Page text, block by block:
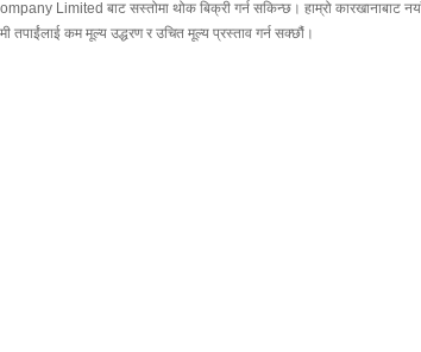
Limited बाट सस्तोमा थोक बिक्री गर्न सकिन्छ। हाम्रो कारखानाबाट
तपाईंलाई कम मूल्य उद्धरण र उचित मूल्य प्रस्ताव गर्न सक्छौं।